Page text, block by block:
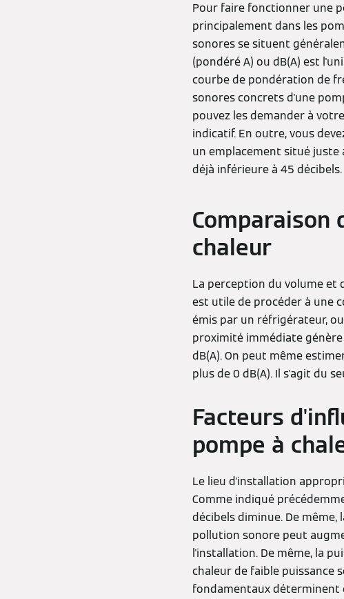
Pour faire fonctionner une
principalement dans les
sonores se situent
(pondéré A) ou dB(A) est
courbe de pondération de
sonores concrets d'une
pouvez les demander à
indicatif. En outre, vous
un emplacement situé juste
déjà inférieure à 45 décibels.
Comparaison
chaleur
La perception du volume et
est utile de procéder à une
émis par un réfrigérateur,
proximité immédiate
dB(A). On peut même
plus de 0 dB(A). Il s'agit du
Facteurs
pompe à
Le lieu d'installation
Comme indiqué
décibels diminue. De
pollution sonore peut
l'installation. De même, la
chaleur de faible puissance
fondamentaux déterminent